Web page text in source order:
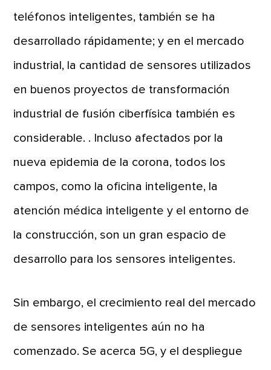
teléfonos inteligentes, también se ha
desarrollado rápidamente; y en el mercado
industrial, la cantidad de sensores utilizados
en buenos proyectos de transformación
industrial de fusión ciberfísica también es
considerable. . Incluso afectados por la
nueva epidemia de la corona, todos los
campos, como la oficina inteligente, la
atención médica inteligente y el entorno de
la construcción, son un gran espacio de
desarrollo para los sensores inteligentes.
Sin embargo, el crecimiento real del mercado
de sensores inteligentes aún no ha
comenzado. Se acerca 5G, y el despliegue